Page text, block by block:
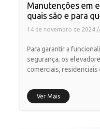
Manutenções em
quais são e para
14 de novembro de 2024
Para garantir a
segurança, os
comerciais,
Ver Mais